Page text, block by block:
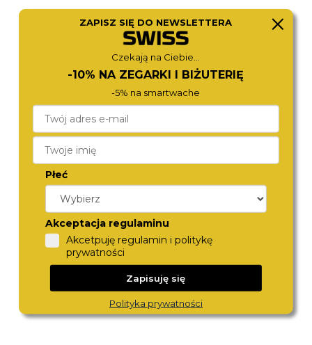
FOSSIL
ES5304
TOMMY HILFIGER
ZAPISZ SIĘ DO NEWSLETTERA
Czekają na Ciebie...
-10% NA ZEGARKI I BIŻUTERIĘ
-5% na smartwache
Płeć
Akceptacja regulaminu
Akcetpuję regulamin i politykę
prywatności
Zapisuję się
Polityka prywatności